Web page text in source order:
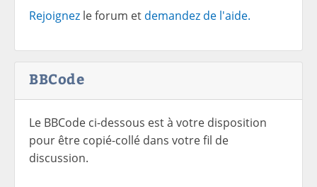
Rejoignez le forum et demandez de l'aide.
BBCode
Le BBCode ci-dessous est à votre disposition
pour être copié-collé dans votre fil de
discussion.